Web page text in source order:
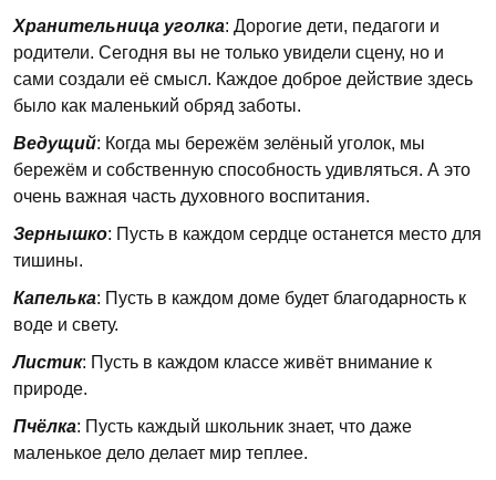
Хранительница уголка: Дорогие дети, педагоги и
родители. Сегодня вы не только увидели сцену, но и
сами создали её смысл. Каждое доброе действие здесь
было как маленький обряд заботы.
Ведущий: Когда мы бережём зелёный уголок, мы
бережём и собственную способность удивляться. А это
очень важная часть духовного воспитания.
Зернышко: Пусть в каждом сердце останется место для
тишины.
Капелька: Пусть в каждом доме будет благодарность к
воде и свету.
Листик: Пусть в каждом классе живёт внимание к
природе.
Пчёлка: Пусть каждый школьник знает, что даже
маленькое дело делает мир теплее.